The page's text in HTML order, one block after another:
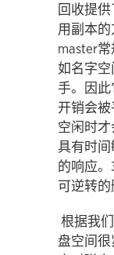
回收提
用副本
master
如名字空
手。因此
开销会被
空闲时
具有时
的响应
可逆转的
根据我
盘空间很